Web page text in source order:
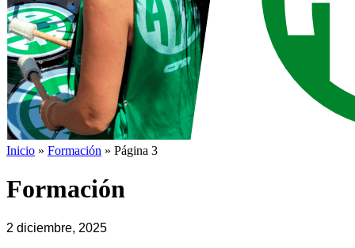
Inicio » Formación » Página 3
Formación
2 diciembre, 2025